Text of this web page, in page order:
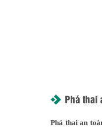
Phá thai
Phá thai an